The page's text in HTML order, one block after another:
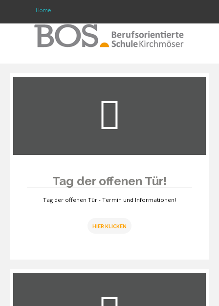
Warning: "continue" targeting switch is equivalent
Home
Tag der offenen Tür!
Tag der offenen Tür - Termin und Informationen!
HIER KLICKEN